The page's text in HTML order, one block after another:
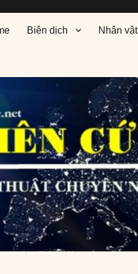
Biên dịch Nhân vật